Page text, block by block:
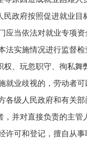
民政府按照促进就业
当依法对就业专项
法实施情况进行监督
、玩忽职守、徇私
业歧视的，劳动者
级人民政府和有关
，并对直接负责的主
可和登记，擅自从